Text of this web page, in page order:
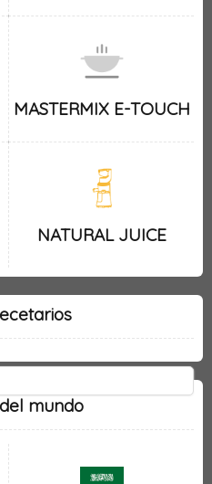
MASTERMIX E-TOUCH
NATURAL JUICE
mundo